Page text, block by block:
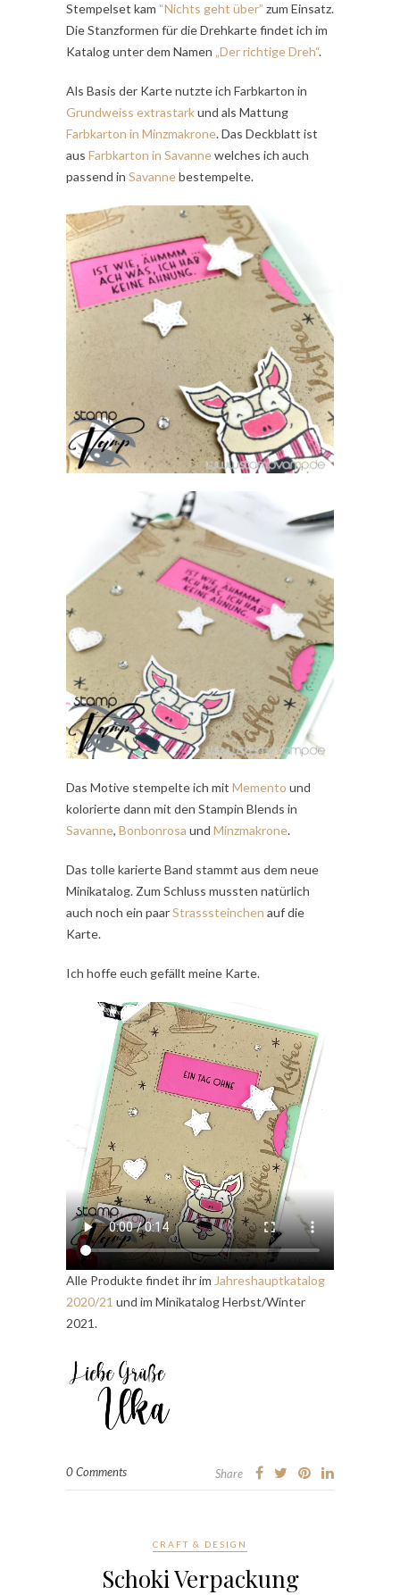
Stempelset kam “Nichts geht über” zum Einsatz.
Die Stanzformen für die Drehkarte findet ich im
Katalog unter dem Namen „Der richtige Dreh“.
Als Basis der Karte nutzte ich Farbkarton in
Grundweiss extrastarkund als Mattung
Farbkarton in Minzmakrone. Das Deckblatt ist
aus Farbkarton in Savannewelches ich auch
passend in Savannebestempelte.
Das Motive stempelte ich mit Memento und
kolorierte dann mit den Stampin Blends in
Savanne, Bonbonrosa und Minzmakrone.
Das tolle karierte Band stammt aus dem neue
Minikatalog. Zum Schluss mussten natürlich
auch noch ein paarStrasssteinchen auf die
Karte.
Ich hoffe euch gefällt meine Karte.
Alle Produkte findet ihr im Jahreshauptkatalog
2020/21 und im Minikatalog Herbst/Winter
2021.
0 Comments Share
CRAFT & DESIGN
Schoki Verpackung